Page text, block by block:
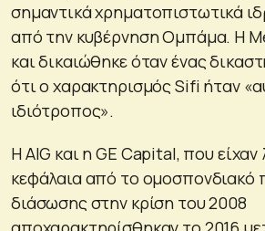
σημαντικά χρηματοπιστωτικά
από την κυβέρνηση Ομπάμα. Η
και δικαιώθηκε όταν ένας
ότι ο χαρακτηρισμός Sifi ήταν
ιδιότροπος».
Η AIG και η GE Capital, που είχαν
κεφάλαια από το ομοσπονδιακό
διάσωσης στην κρίση του 2008